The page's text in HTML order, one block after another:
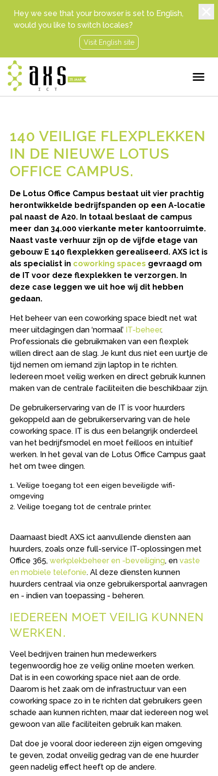
Hey we see that your browser is set to English,
would you like to switch locales?
Visit English site
140 VEILIGE FLEXPLEKKEN
IN DE NIEUWE LOTUS
OFFICE CAMPUS
De Lotus Office Campus bestaat uit vier prachtig
herontwikkelde bedrijfspanden op een A-locatie
pal naast de A20. In totaal beslaat de campus
meer dan 34.000 vierkante meter kantoorruimte.
Naast vaste verhuur zijn op de vijfde etage van
gebouw E 140 flexplekken gerealiseerd. AXS ict is
als specialist in coworking spaces gevraagd om
de IT voor deze flexplekken te verzorgen. In
deze case leggen we uit hoe wij dit hebben
gedaan.
Het beheer van een coworking space biedt net wat
meer uitdagingen dan ‘normaal’ IT-beheer.
Professionals die gebruikmaken van een flexplek
willen direct aan de slag. Je kunt dus niet een uurtje de
tijd nemen om iemand zijn laptop in te richten.
Iedereen moet veilig werken en direct gebruik kunnen
maken van de centrale faciliteiten die beschikbaar zijn.
De gebruikerservaring van de IT is voor huurders
gekoppeld aan de gebruikerservaring van de hele
coworking space. IT is dus een belangrijk onderdeel
van het bedrijfsmodel en moet feilloos en intuïtief
werken. In het geval van de Lotus Office Campus gaat
het om twee dingen.
Veilige toegang tot een eigen beveiligde wifi-
omgeving
Veilige toegang tot de centrale printer.
Daarnaast biedt AXS ict aanvullende diensten aan
huurders, zoals onze full-service IT-oplossingen met
Office 365, werkplekbeheer en -beveiliging, en vaste
en mobiele telefonie. Al deze diensten kunnen
huurders centraal via onze gebruikersportal aanvragen
en - indien van toepassing - beheren.
IEDEREEN MOET VEILIG KUNNEN
WERKEN
Veel bedrijven trainen hun medewerkers
tegenwoordig hoe ze veilig online moeten werken.
Dat is in een coworking space niet aan de orde.
Daarom is het zaak om de infrastructuur van een
coworking space zo in te richten dat gebruikers geen
schade aan kunnen richten, maar dat iedereen nog wel
gewoon van alle faciliteiten gebruik kan maken.
Dat doe je vooral door iedereen zijn eigen omgeving
te geven, zodat onveilig gedrag van de ene huurder
geen nadelig effect heeft op de andere.